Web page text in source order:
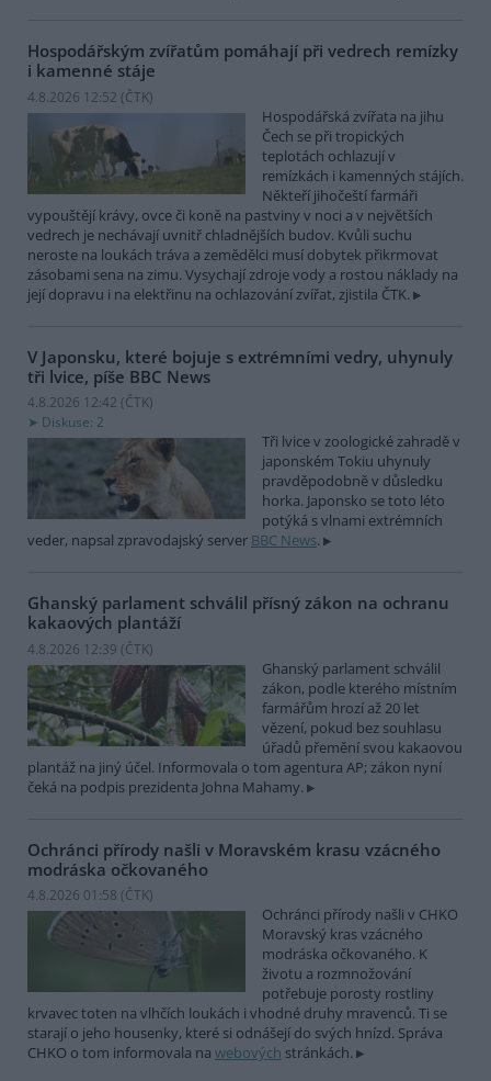
Hospodářským zvířatům pomáhají při vedrech remízky
i kamenné stáje
4.8.2026 12:52 (ČTK)
Hospodářská zvířata na jihu
Čech se při tropických
teplotách ochlazují v
remízkách i kamenných stájích.
Někteří jihočeští farmáři
vypouštějí krávy, ovce či koně na pastviny v noci a v největších
vedrech je nechávají uvnitř chladnějších budov. Kvůli suchu
neroste na loukách tráva a zemědělci musí dobytek přikrmovat
zásobami sena na zimu. Vysychají zdroje vody a rostou náklady na
její dopravu i na elektřinu na ochlazování zvířat, zjistila ČTK.
V Japonsku, které bojuje s extrémními vedry, uhynuly
tři lvice, píše BBC News
4.8.2026 12:42 (ČTK)
Diskuse: 2
Tři lvice v zoologické zahradě v
japonském Tokiu uhynuly
pravděpodobně v důsledku
horka. Japonsko se toto léto
potýká s vlnami extrémních
veder, napsal zpravodajský server BBC News.
Ghanský parlament schválil přísný zákon na ochranu
kakaových plantáží
4.8.2026 12:39 (ČTK)
Ghanský parlament schválil
zákon, podle kterého místním
farmářům hrozí až 20 let
vězení, pokud bez souhlasu
úřadů přemění svou kakaovou
plantáž na jiný účel. Informovala o tom agentura AP; zákon nyní
čeká na podpis prezidenta Johna Mahamy.
Ochránci přírody našli v Moravském krasu vzácného
modráska očkovaného
4.8.2026 01:58 (ČTK)
Ochránci přírody našli v CHKO
Moravský kras vzácného
modráska očkovaného. K
životu a rozmnožování
potřebuje porosty rostliny
krvavec toten na vlhčích loukách i vhodné druhy mravenců. Ti se
starají o jeho housenky, které si odnášejí do svých hnízd. Správa
CHKO o tom informovala na webových stránkách.